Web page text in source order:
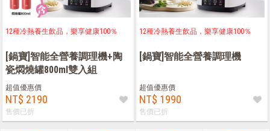
12種冷熱養生飲品，樂享健康100％
[鍋寶]智能全營養調理機+陶
瓷燜燒罐800ml雙入組
超值優惠價
NT$ 2190
售價已折
12種冷熱養生飲品，樂享健康100％
[鍋寶]智能全營養調理機
超值優惠價
NT$ 1990
售價已折